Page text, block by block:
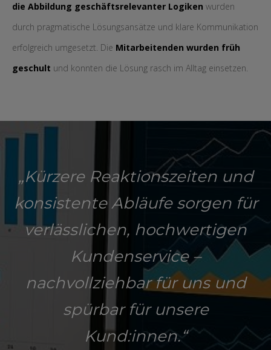
die Abbildung geschäftsrelevanter Logiken wurden
durch pragmatische Lösungsansätze und klare Kommunikation
erfolgreich umgesetzt. Die Mitarbeitenden wurden früh
geschult und konnten die Lösung rasch im Alltag einsetzen.
„Kürzere Reaktionszeiten und
konsistente Abläufe sorgen für
verlässlichen, hochwertigen
Kundenservice –
nachvollziehbar für uns und
spürbar für unsere
Kund:innen.“